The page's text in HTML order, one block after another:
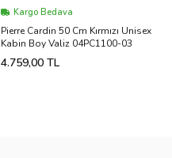
Kargo Bedava
Pierre Cardin 50 Cm Kırmızı Unisex
Kabin Boy Valiz 04PC1100-03
4.759,00 TL